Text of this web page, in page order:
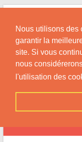
Nous utilisons des
garantir la
site. Si vous
nous
l'utilisation des
Skip
content
Nos Conseils pour
Originaire de Chine !